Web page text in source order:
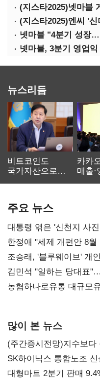
넷마블 "4분기 성장
넷마블, 3분기 영업
뉴스리듬
비트코인도
국가자산으로…'
카카
매출·
주요 뉴스
대통령 엮은 '신천지 사
한정애 "세제 개편안 8
조승래, '블루웨이브' 개
통감"
김민석 "일하는 당대표
농협하나로유통 대규모
많이 본 뉴스
(주간증시전망)지수보
SK하이닉스 통합노조
불만 확산
대형마트 2분기 판매